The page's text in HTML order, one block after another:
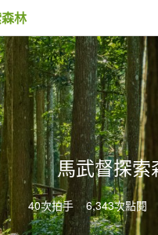
林
馬武督探索
40次拍手 6,343次點閱